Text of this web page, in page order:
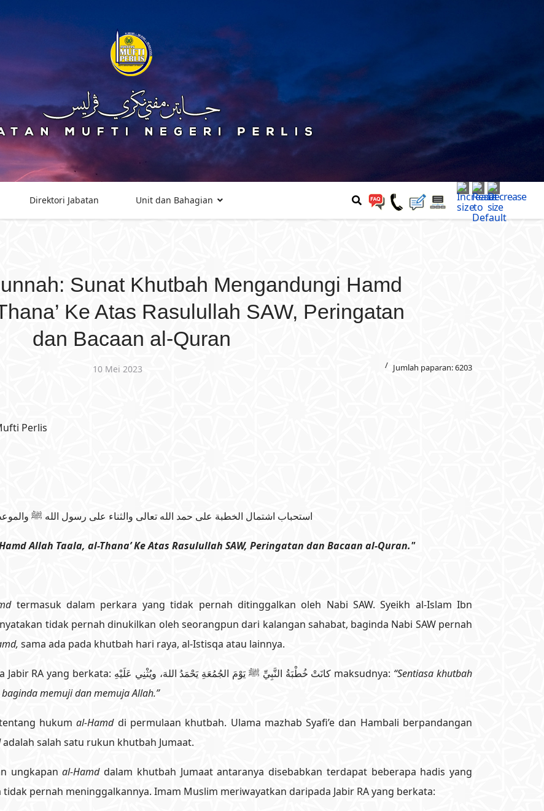
Direktori Jabatan Unit dan Bahagian
Sunat Khutbah Mengandungi Hamd
Ke Atas Rasulullah SAW, Peringatan
dan Bacaan al-Quran
10 Mei 2023 Jumlah paparan: 6203
Perlis
استحباب اشتمال الخطبة على حمد الله تعالى والثناء على رسول الله ﷺ
Allah Taala, al-Thana’ Ke Atas Rasulullah SAW, Peringatan dan Bacaan al-Quran."
termasuk dalam perkara yang tidak pernah ditinggalkan oleh Nabi SAW. Syeikh al-Islam Ibn
tidak pernah dinukilkan oleh seorangpun dari kalangan sahabat, baginda Nabi SAW pernah
sama ada pada khutbah hari raya, al-Istisqa atau lainnya.
Imam Muslim meriwayatkan daripada Jabir RA yang berkata: كانَتْ خُطْبَةُ النَّبِيِّ ﷺ يَوْمَ الجُمُعَةِ يَحْمَدُ اللهَ، ويُثْنِي عَلَيْهِ maksudnya: “Sentiasa khutbah
memuji dan memuja Allah.”
hukumal-Hamd di permulaan khutbah. Ulama mazhab Syafi’e dan Hambali berpandangan
adalah salah satu rukun khutbah Jumaat.
ungkapanal-Hamddalam khutbah Jumaat antaranya disebabkan terdapat beberapa hadis yang
pernah meninggalkannya. Imam Muslim meriwayatkan daripada Jabir RA yang berkata: